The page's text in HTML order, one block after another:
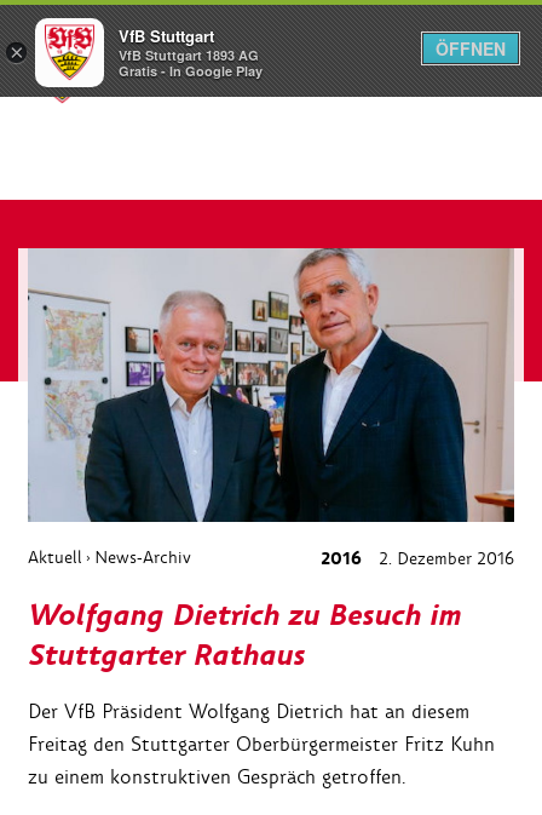
Menü
Aktuell › News-Archiv 2016 2. Dezember 2016
Wolfgang Dietrich zu Besuch im
Stuttgarter Rathaus
Der VfB Präsident Wolfgang Dietrich hat an diesem
Freitag den Stuttgarter Oberbürgermeister Fritz Kuhn
zu einem konstruktiven Gespräch getroffen.
×
VfB Stuttgart
VfB Stuttgart 1893 AG
Gratis - In Google Play
ÖFFNEN